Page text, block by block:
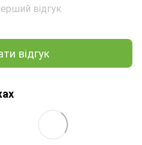
відгук
відгук